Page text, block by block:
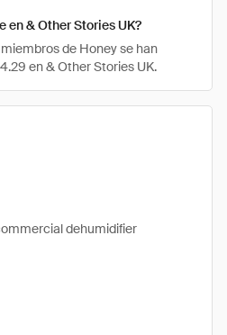
dehumidifier
en & Other Stories UK?
de Honey se han
en & Other Stories UK.